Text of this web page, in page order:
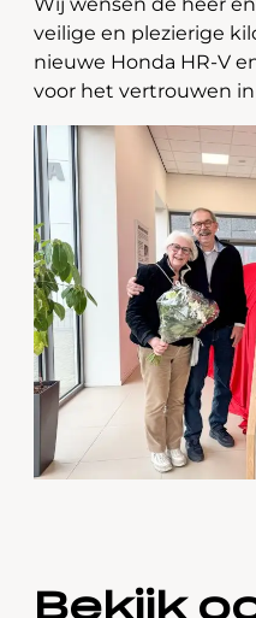
veilige en plezierige
nieuwe Honda HR-V
voor het vertrouwen
Bekijk